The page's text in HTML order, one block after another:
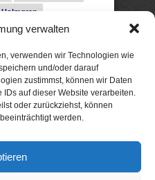
verwalten
verwenden wir Technologien wie
und/oder darauf
zustimmst, können wir Daten
auf dieser Website verarbeiten.
oder zurückziehst, können
werden.
Holmgren
Ivo Pala J. Vellguth
Livia Pipes
Martin Krist
Nika Lubitsch
René Junge